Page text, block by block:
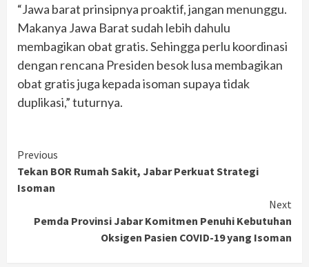
“Jawa barat prinsipnya proaktif, jangan menunggu.
Makanya Jawa Barat sudah lebih dahulu
membagikan obat gratis. Sehingga perlu koordinasi
dengan rencana Presiden besok lusa membagikan
obat gratis juga kepada isoman supaya tidak
duplikasi,” tuturnya.
Continue
Reading
Previous
Tekan BOR Rumah Sakit, Jabar Perkuat Strategi
Isoman
Next
Pemda Provinsi Jabar Komitmen Penuhi Kebutuhan
Oksigen Pasien COVID-19 yang Isoman